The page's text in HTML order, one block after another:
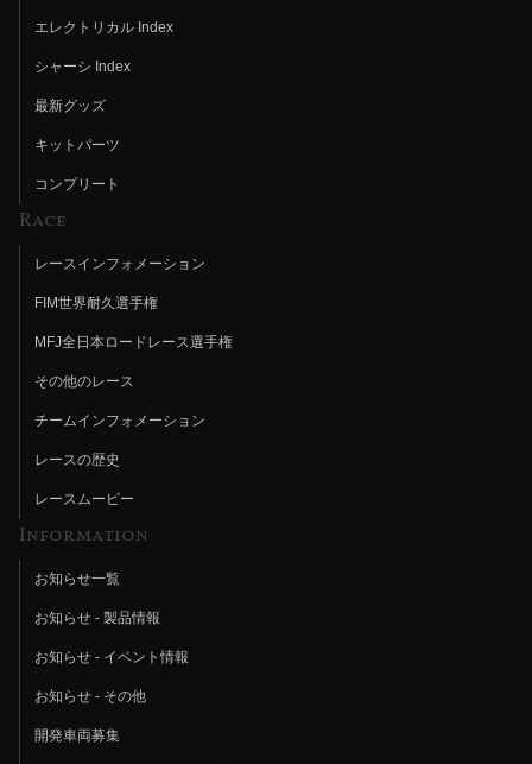
エレクトリカル Index
シャーシ Index
最新グッズ
キットパーツ
コンプリート
Race
レースインフォメーション
FIM世界耐久選手権
MFJ全日本ロードレース選手権
その他のレース
チームインフォメーション
レースの歴史
レースムービー
Information
お知らせ一覧
お知らせ - 製品情報
お知らせ - イベント情報
お知らせ - その他
開発車両募集